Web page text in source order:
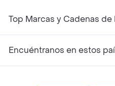
Top Marcas y Cadenas de
Encuéntranos en estos